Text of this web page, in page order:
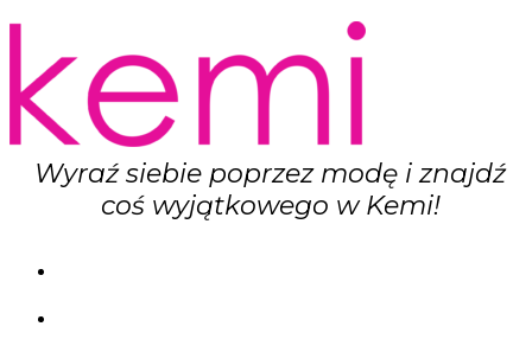
na
stronie
produktu
Wyraź siebie poprzez modę i znajdź
coś wyjątkowego w Kemi!